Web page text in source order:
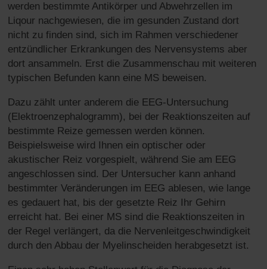
werden bestimmte Antikörper und Abwehrzellen im
Liqour nachgewiesen, die im gesunden Zustand dort
nicht zu finden sind, sich im Rahmen verschiedener
entzündlicher Erkrankungen des Nervensystems aber
dort ansammeln. Erst die Zusammenschau mit weiteren
typischen Befunden kann eine MS beweisen.
Dazu zählt unter anderem die EEG-Untersuchung
(Elektroenzephalogramm), bei der Reaktionszeiten auf
bestimmte Reize gemessen werden können.
Beispielsweise wird Ihnen ein optischer oder
akustischer Reiz vorgespielt, während Sie am EEG
angeschlossen sind. Der Untersucher kann anhand
bestimmter Veränderungen im EEG ablesen, wie lange
es gedauert hat, bis der gesetzte Reiz Ihr Gehirn
erreicht hat. Bei einer MS sind die Reaktionszeiten in
der Regel verlängert, da die Nervenleitgeschwindigkeit
durch den Abbau der Myelinscheiden herabgesetzt ist.